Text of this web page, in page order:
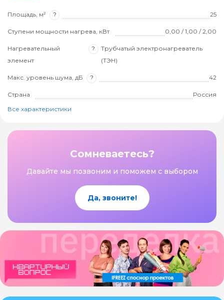
Площадь, м² ? 25
Ступени мощности нагрева, кВт 0,00 / 1,00 / 2,00
Нагревательный
элемент
?
Трубчатый электронагреватель
(ТЭН)
Макс. уровень шума, дБ ? 42
Страна
Россия
Все характеристики
Сомневаетесь?
Давайте мы позвоним и поможем с выбором
Да, звоните!